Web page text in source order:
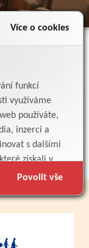
Více o cookies
funkcí
využíváme
používáte,
inzerci a
s dalšími
získali v
Povolit vše
Zpět